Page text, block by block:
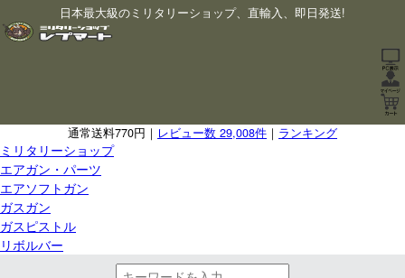
日本最大級のミリタリーショップ、直輸入、即日発送!
通常送料770円｜ レビュー数 29,008件 ｜ ランキング
ミリタリーショップ
エアガン・パーツ
エアソフトガン
ガスガン
ガスピストル
リボルバー